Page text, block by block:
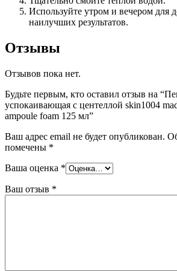
Используйте утром и вечером для
наилучших результатов.
Отзывы
Отзывов пока нет.
Будьте первым, кто оставил отзыв на
успокаивающая с центеллой skin1004
ampoule foam 125 мл”
Ваш адрес email не будет опубликован.
помечены *
Ваша оценка *
Ваш отзыв *